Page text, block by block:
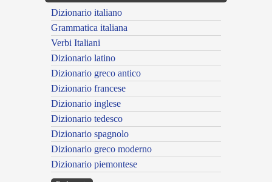
Dizionario italiano
Grammatica italiana
Verbi Italiani
Dizionario latino
Dizionario greco antico
Dizionario francese
Dizionario inglese
Dizionario tedesco
Dizionario spagnolo
Dizionario greco moderno
Dizionario piemontese